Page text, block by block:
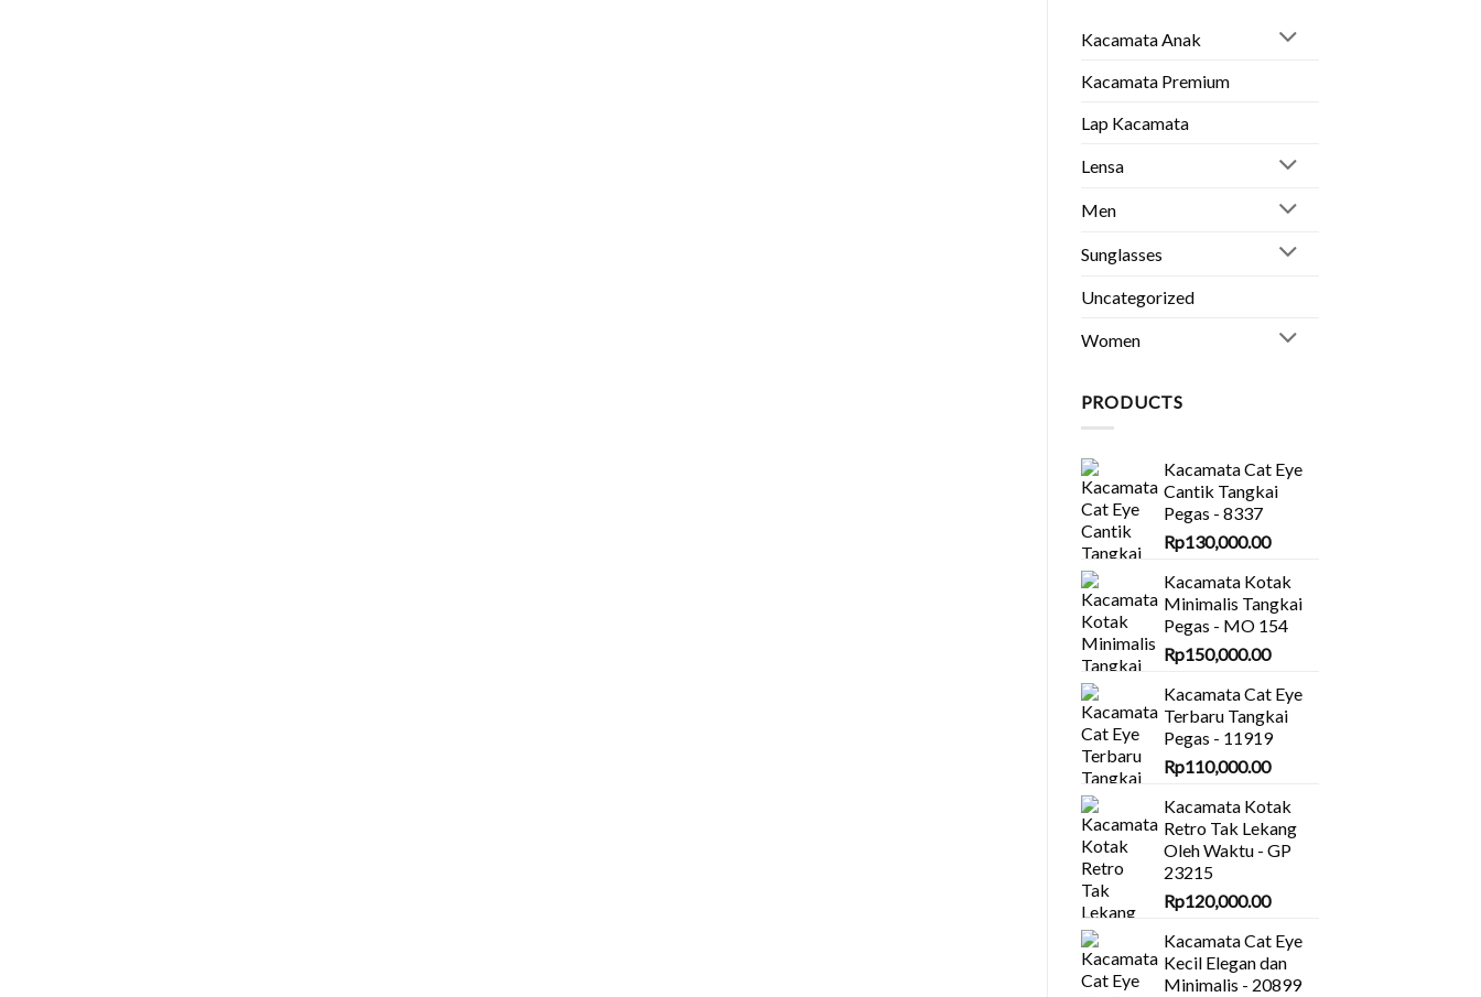
Aman
Kacamata Anak
Kacamata Premium
Lap Kacamata
Lensa
Men
Sunglasses
Uncategorized
Women
PRODUCTS
Kacamata Cat Eye
Cantik Tangkai
Pegas - 8337
Rp130,000.00
Kacamata Kotak
Minimalis Tangkai
Pegas - MO 154
Rp150,000.00
Kacamata Cat Eye
Terbaru Tangkai
Pegas - 11919
Rp110,000.00
Kacamata Kotak
Retro Tak Lekang
Oleh Waktu - GP
23215
Rp120,000.00
Kacamata Cat Eye
Kecil Elegan dan
Minimalis - 20899